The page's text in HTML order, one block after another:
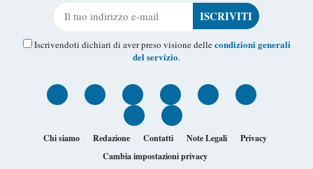
Iscrivendoti dichiari di aver preso visione dellecondizioni generali
del servizio.
Chi siamo Redazione Contatti Note Legali
Privacy
Cambia impostazioni privacy